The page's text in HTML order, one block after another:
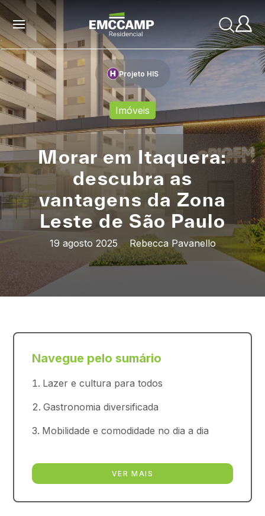
Projeto HIS
Imóveis
Morar em Itaquera:
descubra as
vantagens da Zona
Leste de São Paulo
19 agosto 2025 Rebecca Pavanello
Navegue pelo sumário
Lazer e cultura para todos
Gastronomia diversificada
Mobilidade e comodidade no dia a dia
VER MAIS